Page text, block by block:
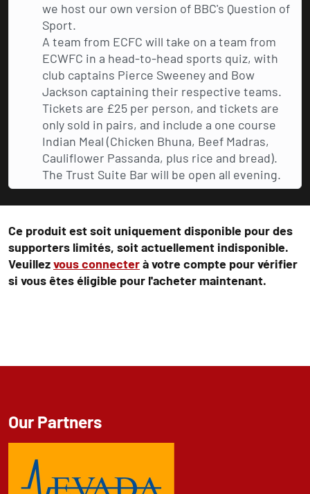
we host our own version of BBC's Question of
Sport.
A team from ECFC will take on a team from
ECWFC in a head-to-head sports quiz, with
club captains Pierce Sweeney and Bow
Jackson captaining their respective teams.
Tickets are £25 per person, and tickets are
only sold in pairs, and include a one course
Indian Meal (Chicken Bhuna, Beef Madras,
Cauliflower Passanda, plus rice and bread).
The Trust Suite Bar will be open all evening.
Ce produit est soit uniquement disponible pour des
supporters limités, soit actuellement indisponible.
Veuillezvous connecterà votre compte pour vérifier
si vous êtes éligible pour l'acheter maintenant.
Our Partners